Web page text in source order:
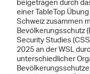
beigetragen durch
einer TableTop
Schweiz zusammen
Bevölkerungsschutz
Security Studies
2025 an der WSL
unterschiedlicher